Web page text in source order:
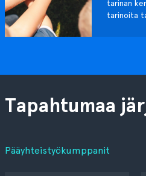
tarinan
tarinoita
Tapahtumaa
Pääyhteistyökumppanit